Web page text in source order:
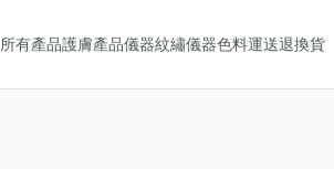
所有產品護膚產品儀器紋繡儀器色料運送退換貨